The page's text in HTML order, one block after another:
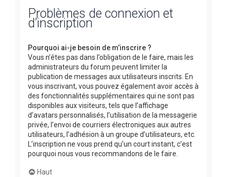
Problèmes de connexion et
d’inscription
Pourquoi ai-je besoin de m’inscrire ?
Vous n’êtes pas dans l’obligation de le faire, mais les
administrateurs du forum peuvent limiter la
publication de messages aux utilisateurs inscrits. En
vous inscrivant, vous pouvez également avoir accès à
des fonctionnalités supplémentaires qui ne sont pas
disponibles aux visiteurs, tels que l’affichage
d’avatars personnalisés, l’utilisation de la messagerie
privée, l’envoi de courriers électroniques aux autres
utilisateurs, l’adhésion à un groupe d’utilisateurs, etc.
L’inscription ne vous prend qu’un court instant, c’est
pourquoi nous vous recommandons de le faire.
Haut